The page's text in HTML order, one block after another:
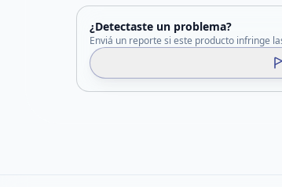
¿Detectaste un problema?
Enviá un reporte si este producto infringe